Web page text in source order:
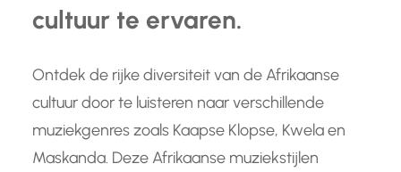
cultuur te ervaren.
Ontdek de rijke diversiteit van de Afrikaanse
cultuur door te luisteren naar verschillende
muziekgenres zoals Kaapse Klopse, Kwela en
Maskanda. Deze Afrikaanse muziekstijlen